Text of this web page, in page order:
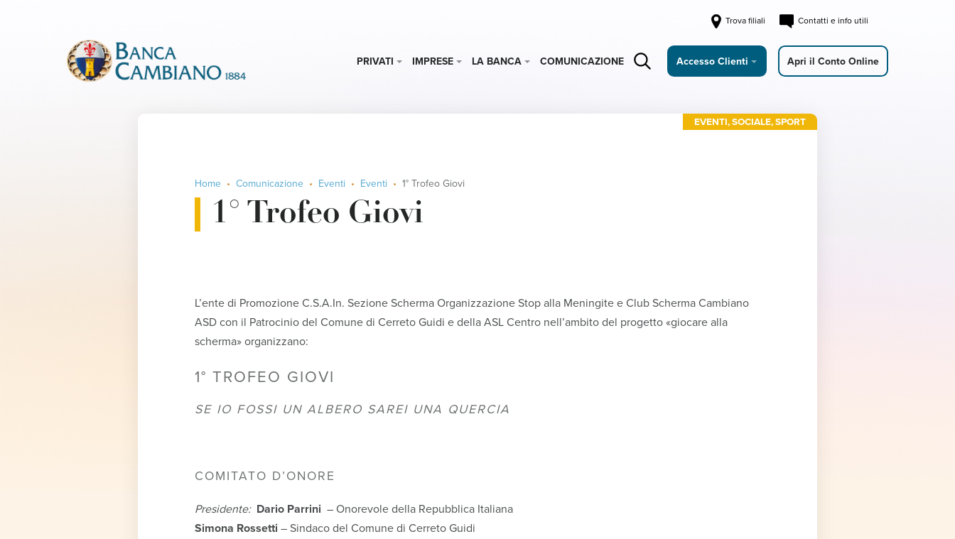
Trova filiali Contatti e info utili
PRIVATI IMPRESE LA BANCA COMUNICAZIONE Accesso Clienti Apri il Conto Online
Home Comunicazione Eventi Eventi 1° Trofeo Giovi
1° Trofeo Giovi
EVENTI,SOCIALE,SPORT
L’ente di Promozione C.S.A.In. Sezione Scherma Organizzazione Stop alla Meningite e Club Scherma Cambiano
ASD con il Patrocinio del Comune di Cerreto Guidi e della ASL Centro nell’ambito del progetto «giocare alla
scherma» organizzano:
1° TROFEO GIOVI
SE IO FOSSI UN ALBERO SAREI UNA QUERCIA
COMITATO D’ONORE
Presidente: Dario Parrini – Onorevole della Repubblica Italiana
Simona Rossetti – Sindaco del Comune di Cerreto Guidi